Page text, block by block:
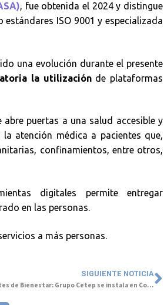
, fue obtenida el 2024 y distingue
ISO 9001 y especializada
una evolución durante el presente
la utilización de plataformas
puertas a una salud accesible y
atención médica a pacientes que,
confinamientos, entre otros,
digitales permite entregar
en las personas.
a más personas.
SIGUIENTE NOTICIA
Construyendo puentes de Bienestar: Grupo Cetep se instala en Colombia